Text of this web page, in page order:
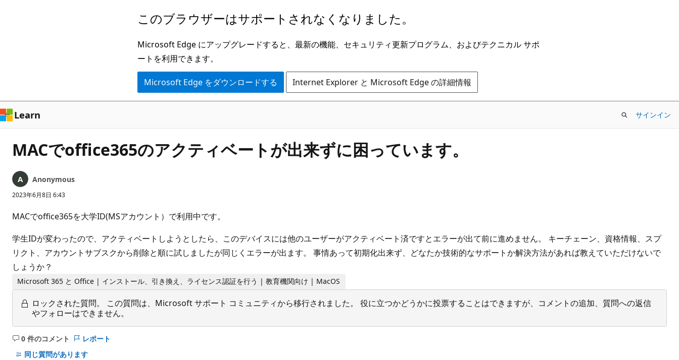
ン
ツ
に
ス
キ
ッ
プ
このブラウザーはサポートされなくなりました。
Microsoft Edge にアップグレードすると、最新の機能、セキュリティ更新プログラム、およびテクニカル サポ
ートを利用できます。
Microsoft Edge をダウンロードする Internet Explorer と Microsoft Edge の詳細情報
Learn サインイン
MACでoffice365のアクティベートが出来ずに困っています。
Anonymous
2023年6月8日 6:43
MACでoffice365を大学ID(MSアカウント）で利用中です。
学生IDが変わったので、アクティベートしようとしたら、このデバイスには他のユーザーがアクティベート済ですとエラーが出て前に進めません。 キーチェーン、資格情報、スプ
リクト、アカウントサブスクから削除と順に試しましたが同じくエラーが出ます。 事情あって初期化出来ず、どなたか技術的なサポートか解決方法があれば教えていただけないで
しょうか？
Microsoft 365 と Office | インストール、引き換え、ライセンス認証を行う | 教育機関向け | MacOS
ロックされた質問。
この質問は、Microsoft サポート コミュニティから移行されました。 役に立つかどうかに投票することはできますが、コメントの追加、質問への返信
やフォローはできません。
0 件のコメント
コ
メ
レポート
同じ質問があります